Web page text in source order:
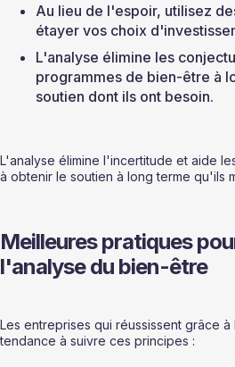
Au lieu de l'espoir, utilisez
étayer vos choix
L'analyse élimine les
programmes de bien-être à
soutien dont ils ont besoin.
L'analyse élimine l'incertitude et aide
à obtenir le soutien à long terme qu'ils
Meilleures pratiques
l'analyse du bien-être
Les entreprises qui réussissent grâce
tendance à suivre ces principes :